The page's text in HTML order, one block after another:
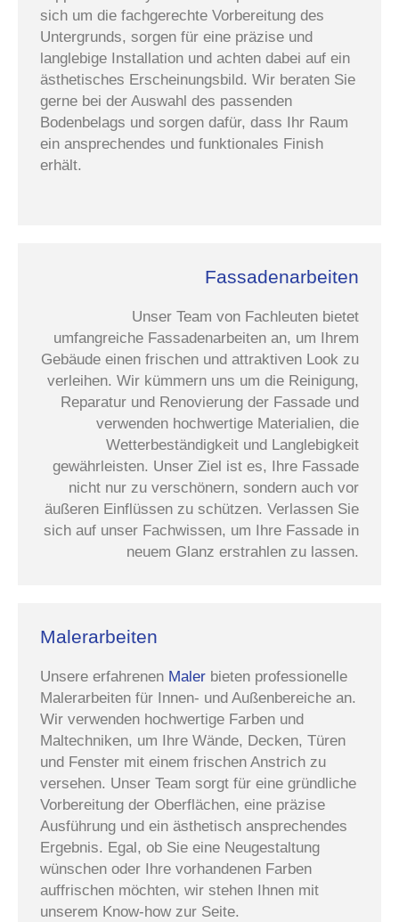
sich um die fachgerechte Vorbereitung des
Untergrunds, sorgen für eine präzise und
langlebige Installation und achten dabei auf ein
ästhetisches Erscheinungsbild. Wir beraten Sie
gerne bei der Auswahl des passenden
Bodenbelags und sorgen dafür, dass Ihr Raum
ein ansprechendes und funktionales Finish
erhält.
Fassadenarbeiten
Unser Team von Fachleuten bietet
umfangreiche Fassadenarbeiten an, um Ihrem
Gebäude einen frischen und attraktiven Look zu
verleihen. Wir kümmern uns um die Reinigung,
Reparatur und Renovierung der Fassade und
verwenden hochwertige Materialien, die
Wetterbeständigkeit und Langlebigkeit
gewährleisten. Unser Ziel ist es, Ihre Fassade
nicht nur zu verschönern, sondern auch vor
äußeren Einflüssen zu schützen. Verlassen Sie
sich auf unser Fachwissen, um Ihre Fassade in
neuem Glanz erstrahlen zu lassen.
Malerarbeiten
Unsere erfahrenen Maler bieten professionelle
Malerarbeiten für Innen- und Außenbereiche an.
Wir verwenden hochwertige Farben und
Maltechniken, um Ihre Wände, Decken, Türen
und Fenster mit einem frischen Anstrich zu
versehen. Unser Team sorgt für eine gründliche
Vorbereitung der Oberflächen, eine präzise
Ausführung und ein ästhetisch ansprechendes
Ergebnis. Egal, ob Sie eine Neugestaltung
wünschen oder Ihre vorhandenen Farben
auffrischen möchten, wir stehen Ihnen mit
unserem Know-how zur Seite.